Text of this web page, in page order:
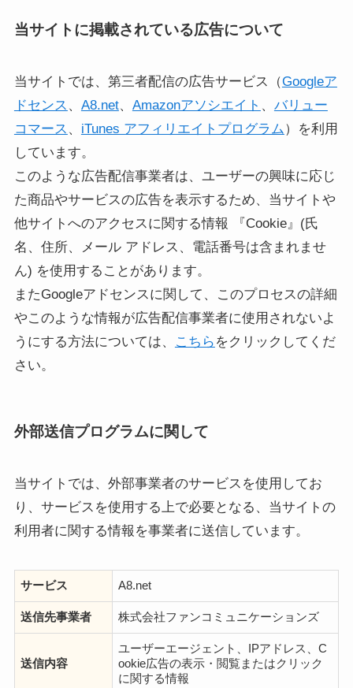
当サイトに掲載されている広告について
当サイトでは、第三者配信の広告サービス（Googleア
ドセンス 、 A8.net、 Amazonアソシエイト 、 バリュー
コマース 、 iTunes アフィリエイトプログラム）を利用
しています。
このような広告配信事業者は、ユーザーの興味に応じ
た商品やサービスの広告を表示するため、当サイトや
他サイトへのアクセスに関する情報 『Cookie』(氏
名、住所、メール アドレス、電話番号は含まれませ
ん) を使用することがあります。
またGoogleアドセンスに関して、このプロセスの詳細
やこのような情報が広告配信事業者に使用されないよ
うにする方法については、
こちら をクリックしてくだ
さい。
外部送信プログラムに関して
当サイトでは、外部事業者のサービスを使用してお
り、サービスを使用する上で必要となる、当サイトの
利用者に関する情報を事業者に送信しています。
サービス A8.net
送信先事業者 株式会社ファンコミュニケーションズ
送信内容
ユーザーエージェント、IPアドレス、C
ookie広告の表示・閲覧またはクリック
に関する情報